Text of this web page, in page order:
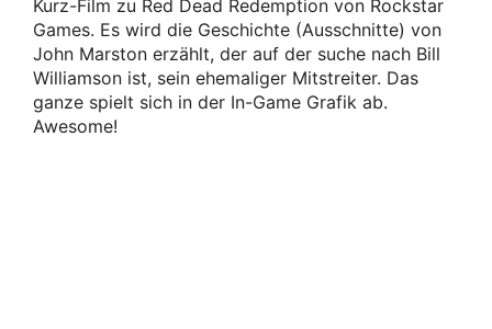
Kurz-Film zu Red Dead Redemption von Rockstar
Games. Es wird die Geschichte (Ausschnitte) von
John Marston erzählt, der auf der suche nach Bill
Williamson ist, sein ehemaliger Mitstreiter. Das
ganze spielt sich in der In-Game Grafik ab.
Awesome!